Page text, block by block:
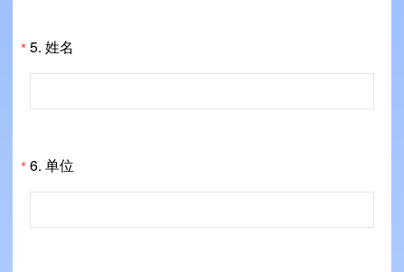
*5. 姓名
*6. 单位